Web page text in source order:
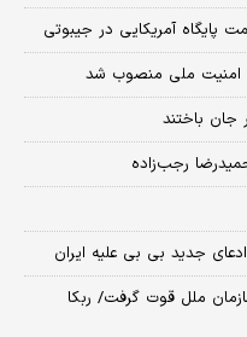
آمریکایی در جیبوتی
امنیت ملی منصوب شد
رجب‌زاده
جدید بی بی علیه ایران
ملل قوت گرفت/ ربکا